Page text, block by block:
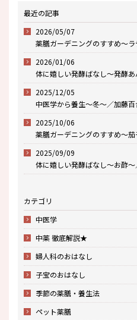
最近の記事
2026/05/07
薬膳ガーデニングのすすめ～
2026/01/06
体に嬉しい発酵ばなし～発酵
2025/12/05
中医学から養生～冬～／加藤
2025/10/06
薬膳ガーデニングのすすめ～
2025/09/09
体に嬉しい発酵ばなし～お酢
カテゴリ
中医学
中薬 徹底解説★
婦人科のおはなし
子宝のおはなし
季節の薬膳・養生法
ペット薬膳